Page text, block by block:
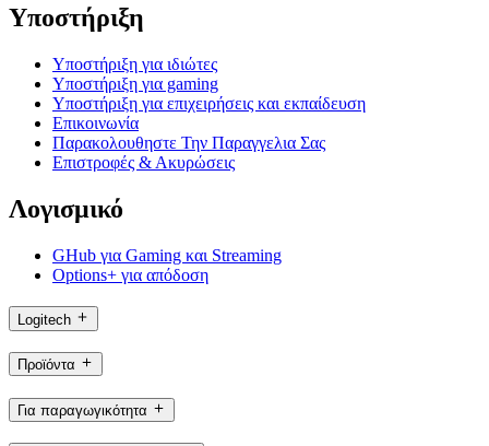
Υποστήριξη
Υποστήριξη για ιδιώτες
Υποστήριξη για gaming
Υποστήριξη για επιχειρήσεις και εκπαίδευση
Επικοινωνία
Παρακολουθηστε Την Παραγγελια Σας
Επιστροφές & Ακυρώσεις
Λογισμικό
GHub για Gaming και Streaming
Options+ για απόδοση
Logitech
Προϊόντα
Για παραγωγικότητα